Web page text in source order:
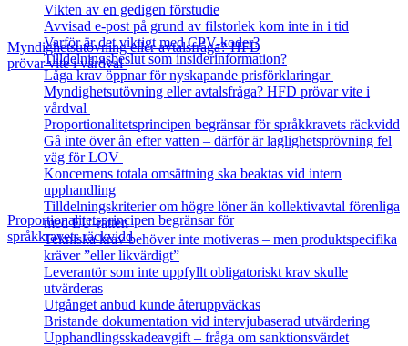
Myndighetsutövning eller avtalsfråga? HFD
prövar vite i vårdval
Proportionalitetsprincipen begränsar för
språkkravets räckvidd
Vikten av en gedigen förstudie
Avvisad e-post på grund av filstorlek kom inte in i tid
Varför är det viktigt med CPV-koder?
Tilldelningsbeslut som insiderinformation?
Låga krav öppnar för nyskapande prisförklaringar
Myndighetsutövning eller avtalsfråga? HFD prövar vite i
vårdval
Proportionalitetsprincipen begränsar för språkkravets räckvidd
Gå inte över ån efter vatten – därför är laglighetsprövning fel
väg för LOV
Koncernens totala omsättning ska beaktas vid intern
upphandling
Tilldelningskriterier om högre löner än kollektivavtal förenliga
med EU‑rätten
Tekniska krav behöver inte motiveras – men produktspecifika
kräver ”eller likvärdigt”
Leverantör som inte uppfyllt obligatoriskt krav skulle
utvärderas
Utgånget anbud kunde återuppväckas
Bristande dokumentation vid intervjubaserad utvärdering
Upphandlingsskadeavgift – fråga om sanktionsvärdet